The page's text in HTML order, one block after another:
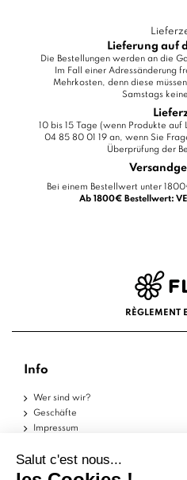
Lieferung auf
Die Bestellungen werden an die
Im Fall einer Adressänderung
Mehrkosten, denn diese
Samstags
10 bis 15 Tage (wenn Produkte
04 85 80 01 19 an, wenn Sie
Überprüfung der
Bei einem Bestellwert unter
Ab 1800€ Bestellwert:
RÈGLEMENT
Info
Wer sind wir?
Geschäfte
Impressum
Datenschutzerklärung